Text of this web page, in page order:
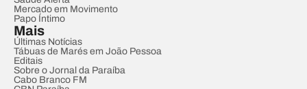
Mercado em Movimento
Papo Íntimo
Mais
Últimas Notícias
Tábuas de Marés em João Pessoa
Editais
Sobre o Jornal da Paraíba
Cabo Branco FM